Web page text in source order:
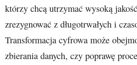
którzy chcą utrzymać wysoką
zrezygnować z długotrwałych i
Transformacja cyfrowa może
zbierania danych, czy poprawę